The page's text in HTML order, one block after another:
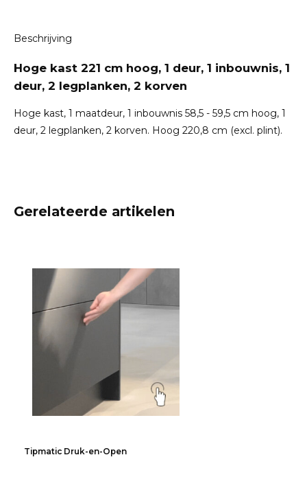
Beschrijving
Hoge kast 221 cm hoog, 1 deur, 1 inbouwnis, 1
deur, 2 legplanken, 2 korven
Hoge kast, 1 maatdeur, 1 inbouwnis 58,5 - 59,5 cm hoog, 1
deur, 2 legplanken, 2 korven. Hoog 220,8 cm (excl. plint).
Gerelateerde artikelen
Tipmatic Druk-en-Open